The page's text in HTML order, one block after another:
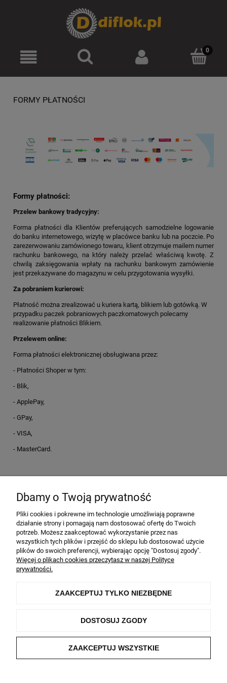
Zarejestruj się Zaloguj się
FORMY PŁATNOŚCI
Formy płatności:
Przelew bankowy tradycyjny:
Forma płatności dla Klientów preferujących samodzielne logowanie
do banku internetowego, wizytę w placówce banku lub na poczcie. Po
zarezerwowaniu zamówionego towaru, klient otrzymuje mailem numer
rachunku bankowego, na który należy przelać właściwą kwotę. Z
chwilą zaksięgowania wpłaty na rachunku bankowym zamówienie
jest przekazywane do magazynu w celu przygotowania wysyłki.
Za pobraniem kurierowi:
Płatność można zrealizować u kuriera kartą, blikiem lub gotówką. W
przypadku paczek pobraniowych paczkomatowych polecamy
realizowanie płatności Blikiem.
Przelewem online:
Forma płatności elektronicznej obsługiwana przez:
- Płatności Shoper w tym:
- Blik,
- ApplePay,
- GPay,
- VISA,
- MasterCard.
Pomoc
Moje konto
Informacje
O nas
Wszelkie prawa zastrzeżone. Wykorzystanie zdjęć bez zgody administratora
Dbamy o Twoją prywatność
Pliki cookies i pokrewne im technologie umożliwiają poprawne
działanie strony i pomagają nam dostosować ofertę do Twoich
potrzeb. Możesz zaakceptować wykorzystanie przez nas
wszystkich tych plików i przejść do sklepu lub dostosować użycie
plików do swoich preferencji, wybierając opcję "Dostosuj zgody".
Więcej o plikach cookies przeczytasz w naszej Polityce
prywatności.
ZAAKCEPTUJ TYLKO NIEZBĘDNE
DOSTOSUJ ZGODY
ZAAKCEPTUJ WSZYSTKIE